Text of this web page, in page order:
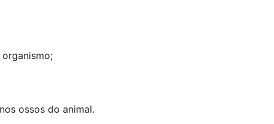
ossos do animal.